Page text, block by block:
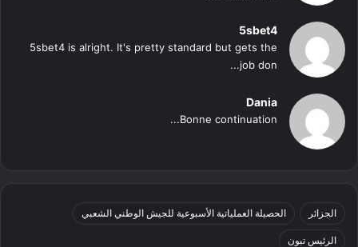
5sbet4
5sbet4 is alright. It's pretty standard but gets the
job don...
Dania
Bonne continuation...
الجزائر الحصيلة العملياتية الأسبوعية للجيش الوطني الشعبي
الرئيس تبون